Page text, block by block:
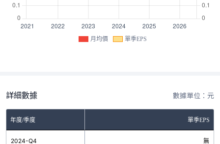
月均價 單季EPS
詳細數據 數據單位：元
年度/季度 單季EPS
2024-Q4 無